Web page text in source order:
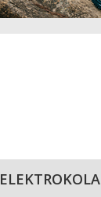
ELEKTROKOLA